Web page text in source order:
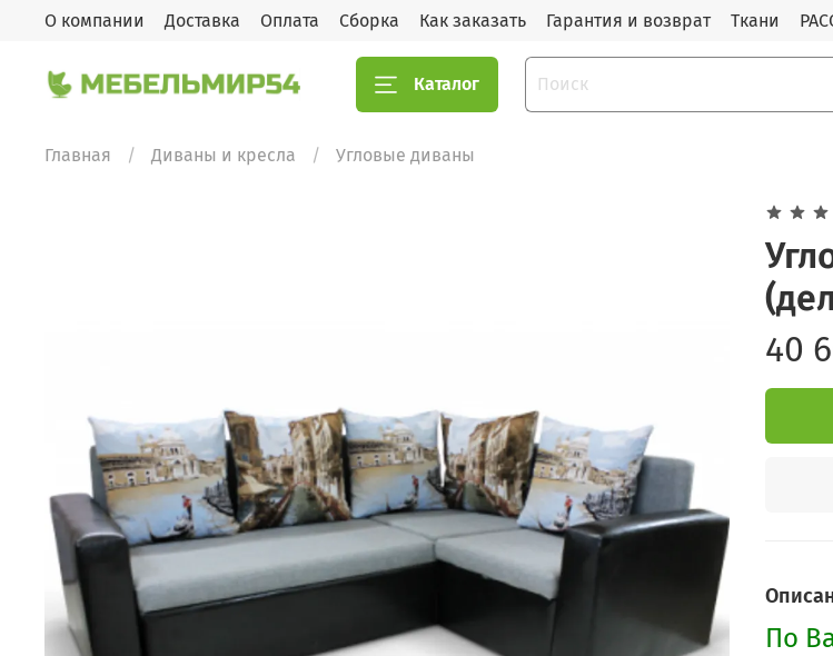
О компании Доставка Оплата Сборка Как заказать Гарантия и возврат Ткани
Каталог
Главная Диваны и кресла Угловые диваны
40
По